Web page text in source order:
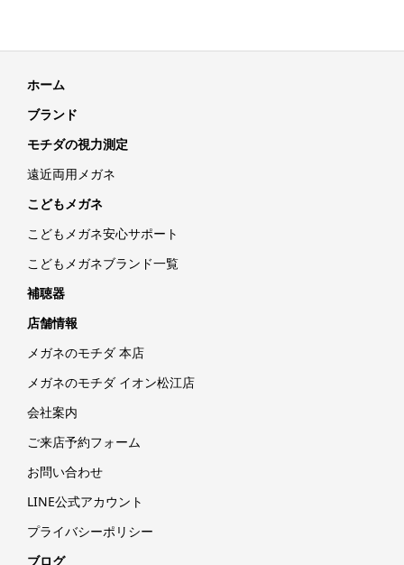
ホーム
ブランド
モチダの視力測定
遠近両用メガネ
こどもメガネ
こどもメガネ安心サポート
こどもメガネブランド一覧
補聴器
店舗情報
メガネのモチダ 本店
メガネのモチダ イオン松江店
会社案内
ご来店予約フォーム
お問い合わせ
LINE公式アカウント
プライバシーポリシー
ブログ